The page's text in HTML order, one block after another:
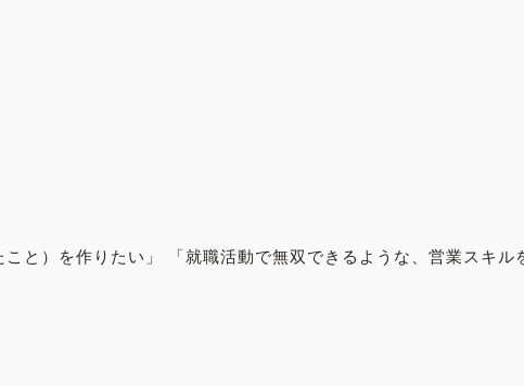
と）を作りたい」 「就職活動で無双できるような、営業スキル